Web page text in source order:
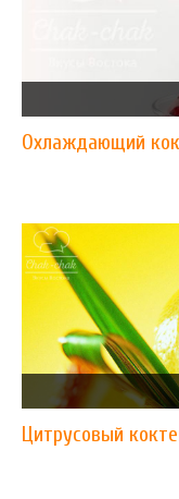
Охлаждающий
Цитрусовый